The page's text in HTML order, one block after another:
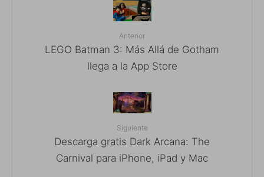
Anterior
LEGO Batman 3: Más Allá de Gotham
llega a la App Store
Siguiente
Descarga gratis Dark Arcana: The
Carnival para iPhone, iPad y Mac